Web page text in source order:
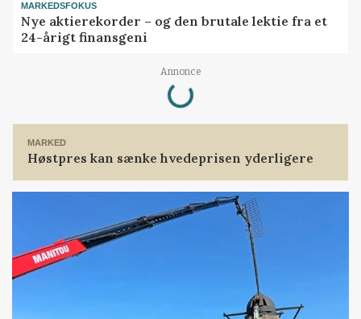
MARKEDSFOKUS
Nye aktierekorder – og den brutale lektie fra et
24-årigt finansgeni
Annonce
Loading...
MARKED
Høstpres kan sænke hvedeprisen yderligere